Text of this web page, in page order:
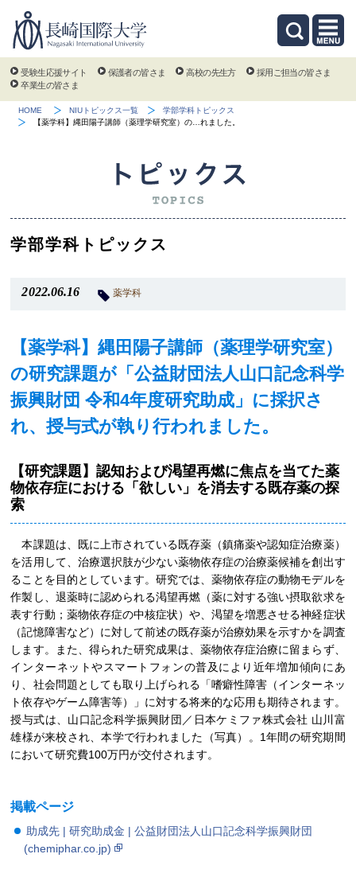
受験生応援サイト 保護者の皆さま 高校の先生方
採用ご担当の皆さま
卒業生の皆さま
HOME NIUトピックス一覧
学部学科トピックス
【薬学科】縄田陽子講師（薬理学研究室）の…れました。
学部学科トピックス
2022.06.16 薬学科
【薬学科】縄田陽子講師（薬理学研究室）
の研究課題が「公益財団法人山口記念科学
振興財団 令和4年度研究助成」に採択さ
れ、授与式が執り行われました。
【研究課題】認知および渇望再燃に焦点を当てた薬
物依存症における「欲しい」を消去する既存薬の探
索
本課題は、既に上市されている既存薬（鎮痛薬や認知症治療薬）
を活用して、治療選択肢が少ない薬物依存症の治療薬候補を創出す
ることを目的としています。研究では、薬物依存症の動物モデルを
作製し、退薬時に認められる渇望再燃（薬に対する強い摂取欲求を
表す行動；薬物依存症の中核症状）や、渇望を増悪させる神経症状
（記憶障害など）に対して前述の既存薬が治療効果を示すかを調査
します。また、得られた研究成果は、薬物依存症治療に留まらず、
インターネットやスマートフォンの普及により近年増加傾向にあ
り、社会問題としても取り上げられる「嗜癖性障害（インターネッ
ト依存やゲーム障害等）」に対する将来的な応用も期待されます。
授与式は、山口記念科学振興財団／日本ケミファ株式会社 山川富
雄様が来校され、本学で行われました（写真）。1年間の研究期間
において研究費100万円が交付されます。
掲載ページ
助成先 | 研究助成金 | 公益財団法人山口記念科学振興財団
(chemiphar.co.jp)